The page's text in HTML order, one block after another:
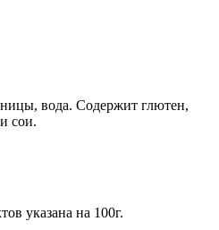
вода. Содержит глютен,
сои.
указана на 100г.